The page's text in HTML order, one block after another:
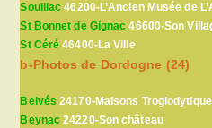
Souillac 46200-L’Ancien Musée de
St Bonnet de Gignac 46600-Son
St Céré 46400-La Ville
b-Photos de Dordogne (24)
Belvés 24170-Maisons
Beynac 24220-Son château